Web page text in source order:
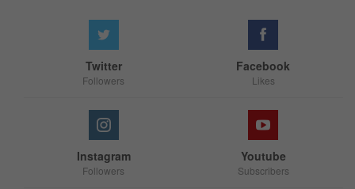
Facebook
Likes
Twitter
Followers
Youtube
Subscribers
Instagram
Followers